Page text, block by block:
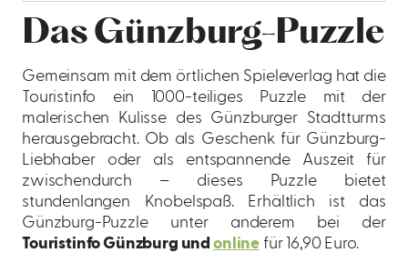
Das Günzburg-Puzzle
Gemeinsam mit dem örtlichen Spieleverlag hat die
Touristinfo ein 1000-teiliges Puzzle mit der
malerischen Kulisse des Günzburger Stadtturms
herausgebracht. Ob als Geschenk für Günzburg-
Liebhaber oder als entspannende Auszeit für
zwischendurch – dieses Puzzle bietet
stundenlangen Knobelspaß. Erhältlich ist das
Günzburg-Puzzle unter anderem bei der
Touristinfo Günzburg und online für 16,90 Euro.